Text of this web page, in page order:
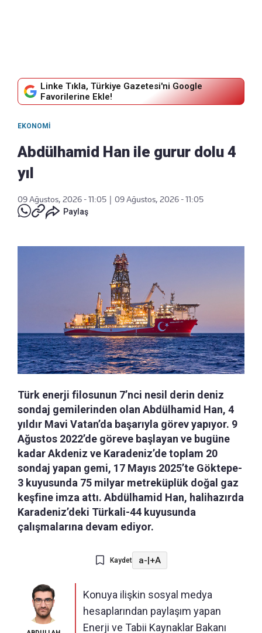
Linke Tıkla, Türkiye Gazetesi'ni Google
Favorilerine Ekle!
EKONOMI
Abdülhamid Han ile gurur dolu 4
yıl
09 Ağustos, 2026 - 11:05
09 Ağustos, 2026 - 11:05
Paylaş
Türk enerji filosunun 7’nci nesil derin deniz
sondaj gemilerinden olan Abdülhamid Han, 4
yıldır Mavi Vatan’da başarıyla görev yapıyor. 9
Ağustos 2022’de göreve başlayan ve bugüne
kadar Akdeniz ve Karadeniz’de toplam 20
sondaj yapan gemi, 17 Mayıs 2025’te Göktepe-
3 kuyusunda 75 milyar metreküplük doğal gaz
keşfine imza attı. Abdülhamid Han, halihazırda
Karadeniz’deki Türkali-44 kuyusunda
çalışmalarına devam ediyor.
Kaydet a-|+A
Konuya ilişkin sosyal medya
hesaplarından paylaşım yapan
Enerji ve Tabii Kaynaklar Bakanı